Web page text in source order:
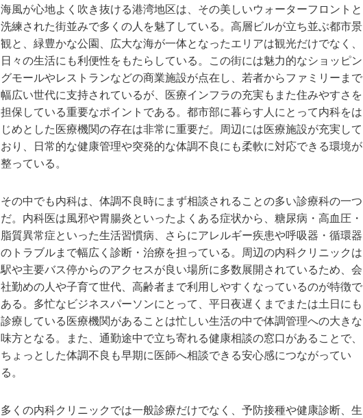
海風が心地よく吹き抜ける港湾地区は、その美しいウォーターフロントと
洗練された街並みで多くの人を魅了している。 高層ビルが立ち並ぶ都市景
観と、緑豊かな公園、広大な海が一体となったエリアは観光だけでなく、
日々の生活にも利便性をもたらしている。この街には魅力的なショッピン
グモールやレストランなどの商業施設が点在し、若者からファミリーまで
幅広い世代に支持されているが、医療インフラの充実もまた住みやすさを
担保している重要なポイントである。都市部に暮らす人にとって内科をは
じめとした医療機関の存在は非常に重要だ。周辺には医療施設が充実して
おり、日常的な健康管理や突発的な体調不良にも柔軟に対応できる環境が
整っている。
その中でも内科は、体調不良時にまず相談されることの多い診療科の一つ
だ。内科医は風邪や胃腸炎といったよくある症状から、糖尿病・高血圧・
脂質異常症といった生活習慣病、さらにアレルギー疾患や呼吸器・循環器
のトラブルまで幅広く診断・治療を担っている。周辺の内科クリニックは
駅や主要バス停からのアクセスが良い場所に多数展開されているため、会
社勤めの人や子育て世代、高齢者まで利用しやすくなっているのが特徴で
ある。多忙なビジネスパーソンにとって、平日夜遅くまでまたは土日にも
診療している医療機関があることは忙しい生活の中で体調管理への大きな
味方となる。また、通勤途中で立ち寄れる健康相談の窓口があることで、
ちょっとした体調不良も早期に医師へ相談できる安心感につながってい
る。
多くの内科クリニックでは一般診療だけでなく、予防接種や健康診断、生